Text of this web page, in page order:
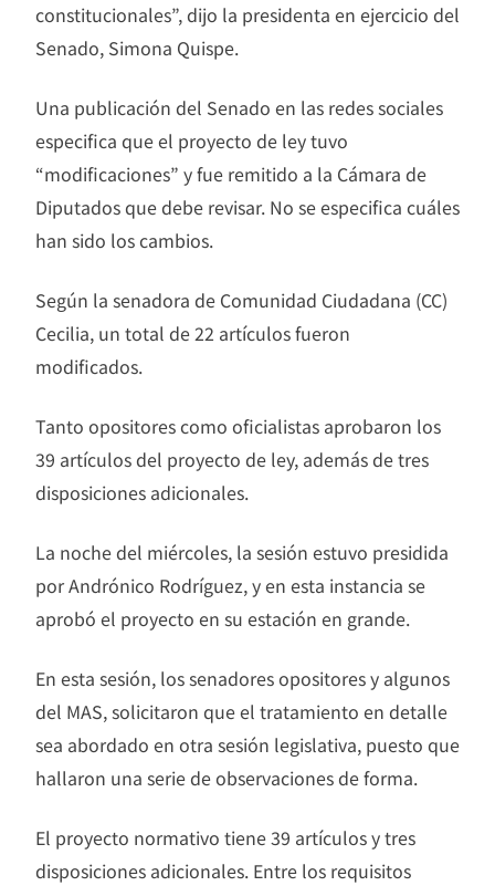
constitucionales”, dijo la presidenta en ejercicio del
Senado, Simona Quispe.
Una publicación del Senado en las redes sociales
especifica que el proyecto de ley tuvo
“modificaciones” y fue remitido a la Cámara de
Diputados que debe revisar. No se especifica cuáles
han sido los cambios.
Según la senadora de Comunidad Ciudadana (CC)
Cecilia, un total de 22 artículos fueron
modificados.
Tanto opositores como oficialistas aprobaron los
39 artículos del proyecto de ley, además de tres
disposiciones adicionales.
La noche del miércoles, la sesión estuvo presidida
por Andrónico Rodríguez, y en esta instancia se
aprobó el proyecto en su estación en grande.
En esta sesión, los senadores opositores y algunos
del MAS, solicitaron que el tratamiento en detalle
sea abordado en otra sesión legislativa, puesto que
hallaron una serie de observaciones de forma.
El proyecto normativo tiene 39 artículos y tres
disposiciones adicionales. Entre los requisitos